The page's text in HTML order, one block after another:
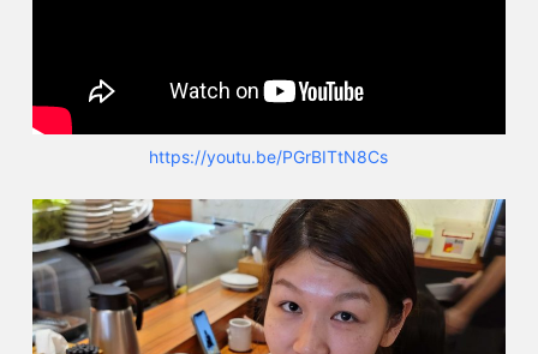
https://youtu.be/PGrBITtN8Cs